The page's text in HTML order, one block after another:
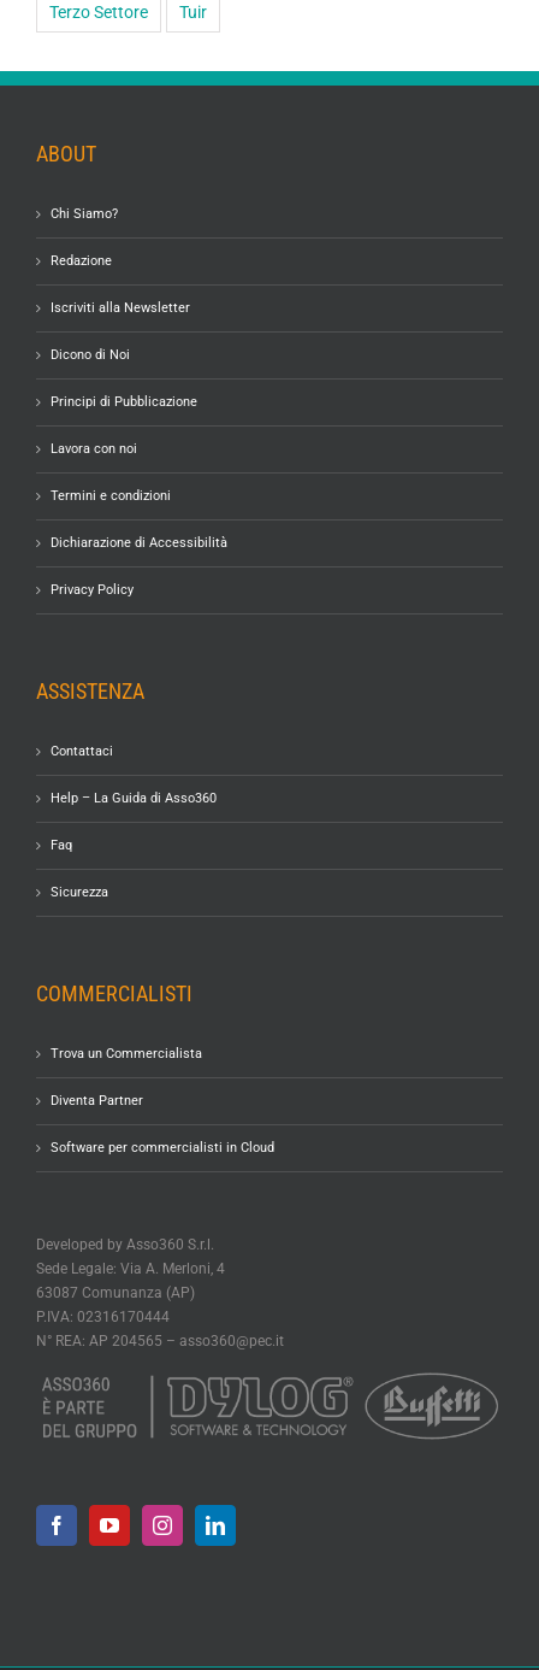
Terzo Settore Tuir
ABOUT
Chi Siamo?
Redazione
Iscriviti alla Newsletter
Dicono di Noi
Principi di Pubblicazione
Lavora con noi
Termini e condizioni
Dichiarazione di Accessibilità
Privacy Policy
ASSISTENZA
Contattaci
Help – La Guida di Asso360
Faq
Sicurezza
COMMERCIALISTI
Trova un Commercialista
Diventa Partner
Software per commercialisti in Cloud
Developed by Asso360 S.r.l.
Sede Legale: Via A. Merloni, 4
63087 Comunanza (AP)
P.IVA: 02316170444
N° REA: AP 204565 – asso360@pec.it